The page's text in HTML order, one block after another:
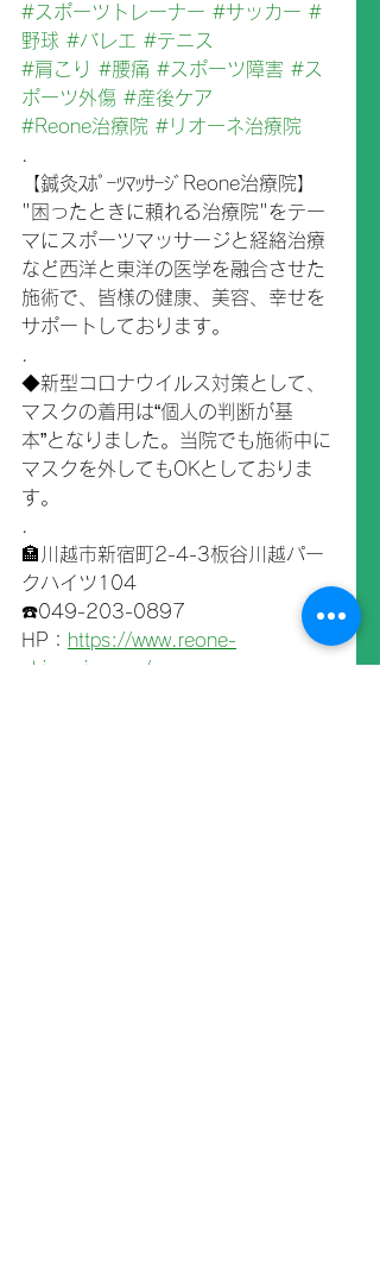
#スポーツトレーナー #サッカー #
野球 #バレエ #テニス
#肩こり #腰痛 #スポーツ障害 #ス
ポーツ外傷 #産後ケア
#Reone治療院 #リオーネ治療院
【鍼灸ｽﾎﾟｰﾂﾏｯｻｰｼﾞReone治療院】
"困ったときに頼れる治療院"をテー
マにスポーツマッサージと経絡治療
など西洋と東洋の医学を融合させた
施術で、皆様の健康、美容、幸せを
サポートしております。
◆新型コロナウイルス対策として、
マスクの着用は“個人の判断が基
本”となりました。当院でも施術中に
マスクを外してもOKとしておりま
す。
🏣川越市新宿町2-4-3板谷川越パー
クハイツ104
☎️049-203-0897
HP： https://www.reone-
chiryouin.com/